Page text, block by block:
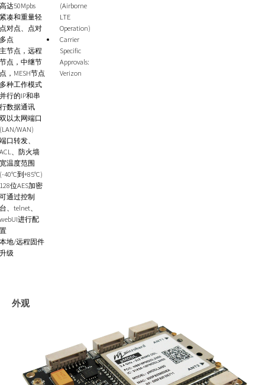
达50Mpbs
凑和重量轻
对点、点对
点
节点，远程
点，中继节
，MESH节点
种工作模式
行的IP和串
数据通讯
以太网端口
WAN)
口转发、
、防火墙
温度范围
40°C到+85°C)
位AES加密
通过控制
、telnet、
进行配
地/远程固件
级
(Airborne
LTE
Operation)
Carrier
Specific
Approvals:
Verizon
外观